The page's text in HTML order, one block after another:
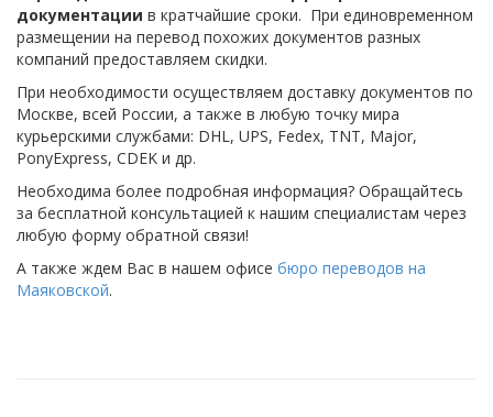
документации в кратчайшие сроки. При единовременном
размещении на перевод похожих документов разных
компаний предоставляем скидки.
При необходимости осуществляем доставку документов по
Москве, всей России, а также в любую точку мира
курьерскими службами: DHL, UPS, Fedex, TNT, Major,
PonyExpress, CDEK и др.
Необходима более подробная информация? Обращайтесь
за бесплатной консультацией к нашим специалистам через
любую форму обратной связи!
А также ждем Вас в нашем офисе бюро переводов на
Маяковской.